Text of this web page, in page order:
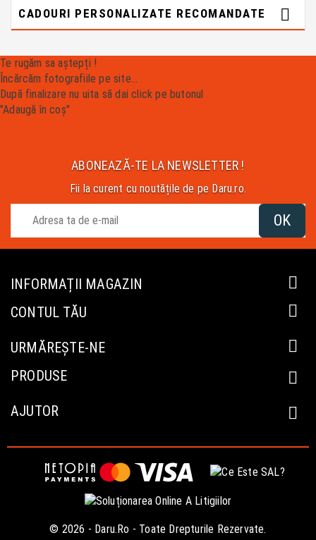
CADOURI PERSONALIZATE RECOMANDATE 
Te rugăm sa aștepți !
Încărcăm fotografiile pe site...
După finalizare nu uita să dai click pe butonul
"Adaugă în coș"
ABONEAZĂ-TE LA NEWSLETTER !
Fii la curent cu noutățile de pe Daru.ro.
INFORMAȚII MAGAZIN 
CONTUL TĂU 
URMĂREȘTE-NE 
PRODUSE 
AJUTOR 
© 2026 - Daru.ro - Toate Drepturile Rezervate.